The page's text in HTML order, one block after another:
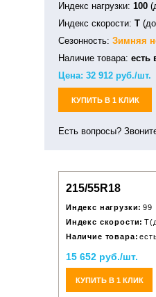
Индекс нагрузки: 100
Индекс скорости: T
Сезонность: Зимняя
Наличие товара: есть
Цена: 32 912 руб./шт.
КУПИТЬ В 1 КЛИК
Есть вопросы?
215/55R18
Индекс нагрузки: 99
Индекс скорости:
Наличие товара:
15 652 руб./шт.
КУПИТЬ В 1 КЛИК